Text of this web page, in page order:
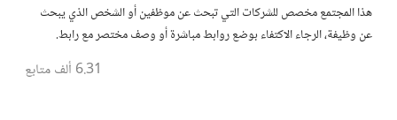
هذا المجتمع مخصص للشركات التي تبحث عن موظفين أو الشخص الذي يبحث
عن وظيفة، الرجاء الاكتفاء بوضع روابط مباشرة أو وصف مختصر مع رابط.
6.31 ألف متابع